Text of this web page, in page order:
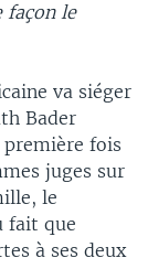
façon le
va siéger
Bader
première fois
juges sur
le
fait que
à ses deux